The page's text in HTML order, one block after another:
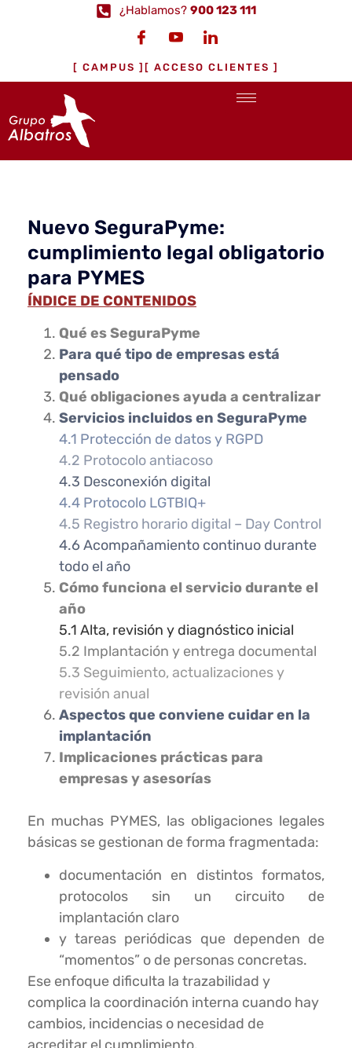
¿Hablamos? 900 123 111
[ CAMPUS ] [ ACCESO CLIENTES ]
Nuevo SeguraPyme:
cumplimiento legal obligatorio
para PYMES
ÍNDICE DE CONTENIDOS
Qué es SeguraPyme
Para qué tipo de empresas está
pensado
Qué obligaciones ayuda a centralizar
Servicios incluidos en SeguraPyme
4.1 Protección de datos y RGPD
4.2 Protocolo antiacoso
4.3 Desconexión digital
4.4 Protocolo LGTBIQ+
4.5 Registro horario digital – Day Control
4.6 Acompañamiento continuo durante
todo el año
Cómo funciona el servicio durante el
año
5.1 Alta, revisión y diagnóstico inicial
5.2 Implantación y entrega documental
5.3 Seguimiento, actualizaciones y
revisión anual
Aspectos que conviene cuidar en la
implantación
Implicaciones prácticas para
empresas y asesorías
En muchas PYMES, las obligaciones legales
básicas se gestionan de forma fragmentada:
documentación en distintos formatos,
protocolos sin un circuito de
implantación claro
y tareas periódicas que dependen de
“momentos” o de personas concretas.
Ese enfoque dificulta la trazabilidad y
complica la coordinación interna cuando hay
cambios, incidencias o necesidad de